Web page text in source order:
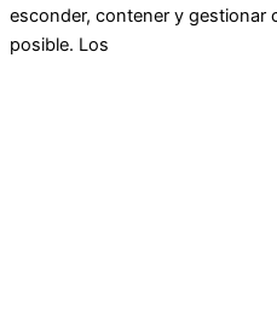
esconder, contener y gestionar
posible. Los